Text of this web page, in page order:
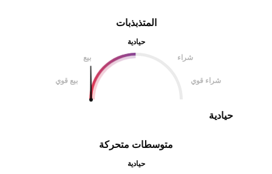
المتذبذبات
حيادية
بيع
شراء
بيع قوي شراء قوي
حيادية
متوسطات متحركة
حيادية